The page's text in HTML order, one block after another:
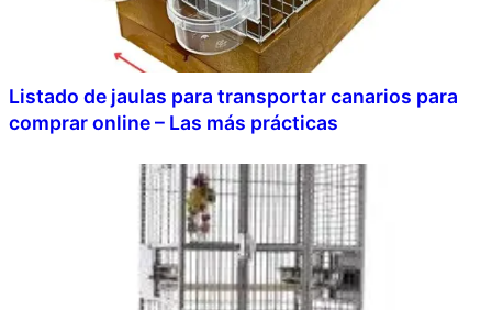
Listado de jaulas para transportar canarios para
comprar online – Las más prácticas